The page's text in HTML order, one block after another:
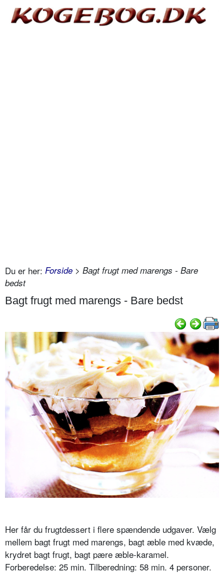
Du er her: Forside > Bagt frugt med marengs - Bare
bedst
Bagt frugt med marengs - Bare bedst
Her får du frugtdessert i flere spændende udgaver. Vælg
mellem bagt frugt med marengs, bagt æble med kvæde,
krydret bagt frugt, bagt pære æble-karamel.
Forberedelse: 25 min. Tilberedning: 58 min. 4 personer.